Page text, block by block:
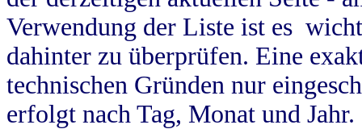
Verwendung der Liste ist es
dahinter zu überprüfen. Eine
technischen Gründen nur
erfolgt nach Tag, Monat und Jahr.